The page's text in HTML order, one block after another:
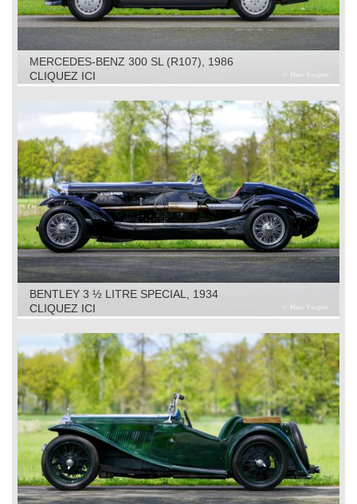
MERCEDES-BENZ 300 SL (R107), 1986
CLIQUEZ ICI
BENTLEY 3 ½ LITRE SPECIAL, 1934
CLIQUEZ ICI